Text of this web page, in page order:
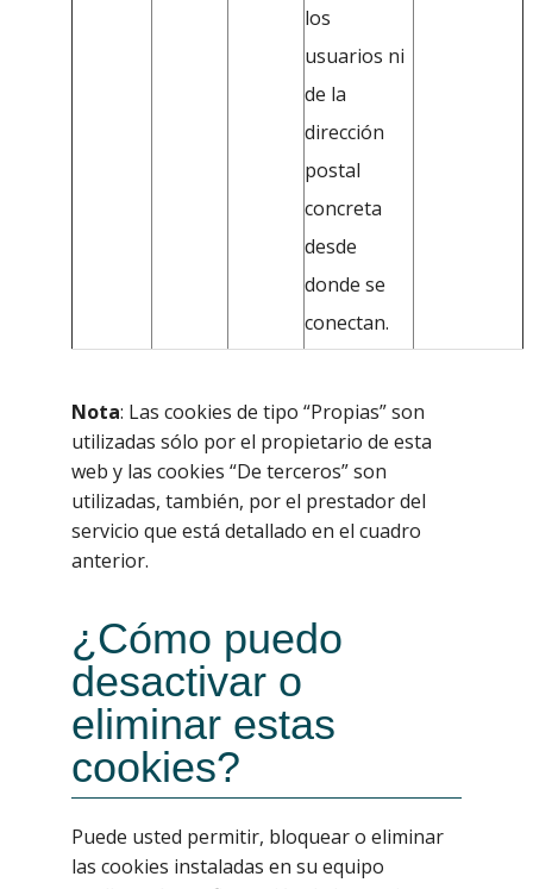
los
usuarios ni
de la
dirección
postal
concreta
desde
donde se
conectan.
Nota: Las cookies de tipo “Propias” son
utilizadas sólo por el propietario de esta
web y las cookies “De terceros” son
utilizadas, también, por el prestador del
servicio que está detallado en el cuadro
anterior.
¿Cómo puedo
desactivar o
eliminar estas
cookies?
Puede usted permitir, bloquear o eliminar
las cookies instaladas en su equipo